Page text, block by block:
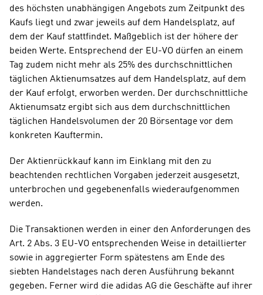
des höchsten unabhängigen Angebots zum Zeitpunkt des
Kaufs liegt und zwar jeweils auf dem Handelsplatz, auf
dem der Kauf stattfindet. Maßgeblich ist der höhere der
beiden Werte. Entsprechend der EU-VO dürfen an einem
Tag zudem nicht mehr als 25% des durchschnittlichen
täglichen Aktienumsatzes auf dem Handelsplatz, auf dem
der Kauf erfolgt, erworben werden. Der durchschnittliche
Aktienumsatz ergibt sich aus dem durchschnittlichen
täglichen Handelsvolumen der 20 Börsentage vor dem
konkreten Kauftermin.
Der Aktienrückkauf kann im Einklang mit den zu
beachtenden rechtlichen Vorgaben jederzeit ausgesetzt,
unterbrochen und gegebenenfalls wiederaufgenommen
werden.
Die Transaktionen werden in einer den Anforderungen des
Art. 2 Abs. 3 EU-VO entsprechenden Weise in detaillierter
sowie in aggregierter Form spätestens am Ende des
siebten Handelstages nach deren Ausführung bekannt
gegeben. Ferner wird die adidas AG die Geschäfte auf ihrer